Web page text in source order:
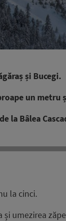
și Bucegi.
un metru
la Bâlea
la cinci.
umezirea